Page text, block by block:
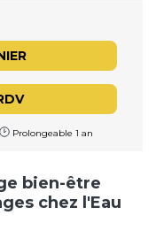
Prolongeable 1 an
bien-être
chez l'Eau